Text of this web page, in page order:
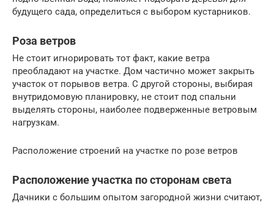
будущего сада, определиться с выбором кустарников.
Роза ветров
Не стоит игнорировать тот факт, какие ветра
преобладают на участке. Дом частично может закрыть
участок от порывов ветра. С другой стороны, выбирая
внутридомовую планировку, не стоит под спальни
выделять стороны, наиболее подверженные ветровым
нагрузкам.
Расположение строений на участке по розе ветров
Расположение участка по сторонам света
Дачники с большим опытом загородной жизни считают,